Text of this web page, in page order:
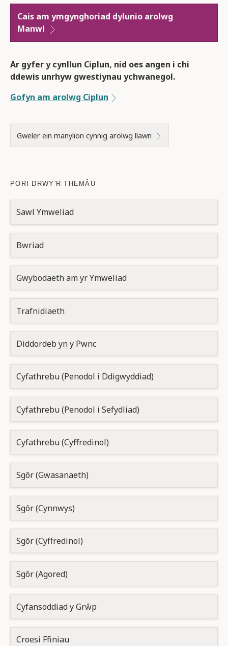
PORI DRWY'R THEMÂU
Sawl Ymweliad
Bwriad
Gwybodaeth am yr Ymweliad
Trafnidiaeth
Diddordeb yn y Pwnc
Cyfathrebu (Penodol i Ddigwyddiad)
Cyfathrebu (Penodol i Sefydliad)
Cyfathrebu (Cyffredinol)
Sgôr (Gwasanaeth)
Sgôr (Cynnwys)
Sgôr (Cyffredinol)
Sgôr (Agored)
Cyfansoddiad y Grŵp
Croesi Ffiniau
Cais am ymgynghoriad dylunio arolwg
Manwl
Ar gyfer y cynllun Ciplun, nid oes angen i chi
ddewis unrhyw gwestiynau ychwanegol.
Gofyn am arolwg Ciplun
Gweler ein manylion cynnig arolwg llawn